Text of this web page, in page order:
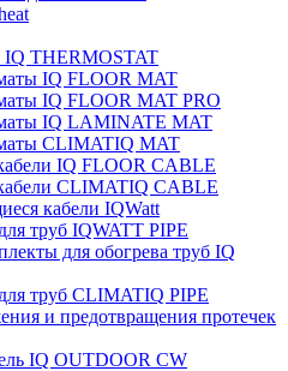
IQ THERMOSTAT
IQ FLOOR MAT
IQ FLOOR MAT PRO
IQ LAMINATE MAT
CLIMATIQ MAT
IQ FLOOR CABLE
CLIMATIQ CABLE
кабели IQWatt
труб IQWATT PIPE
для обогрева труб IQ
труб CLIMATIQ PIPE
и предотвращения протечек
IQ OUTDOOR CW